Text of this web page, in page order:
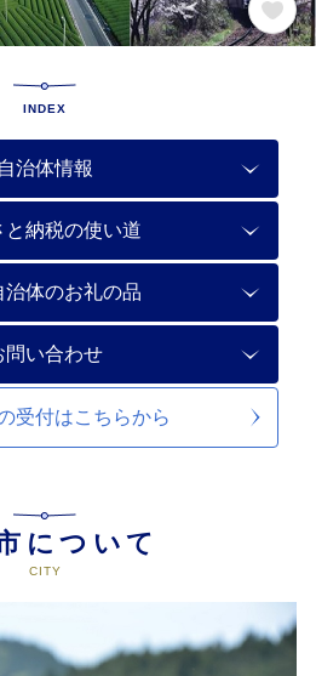
INDEX
自治体情報
と納税の使い道
治体のお礼の品
問い合わせ
受付はこちらから
について